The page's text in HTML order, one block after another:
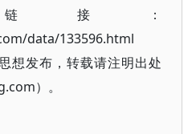
接：
data/133596.html
想发布，转载请注明出处
）。